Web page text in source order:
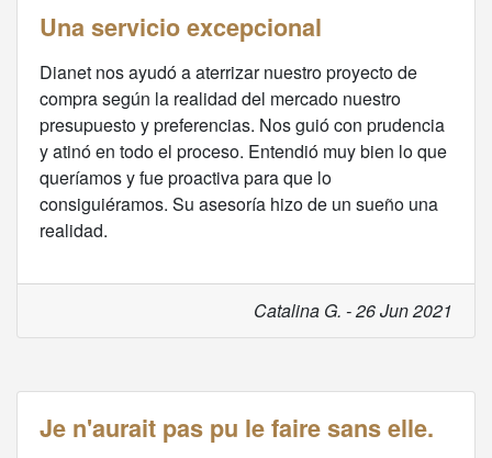
Una servicio excepcional
Dianet nos ayudó a aterrizar nuestro proyecto de
compra según la realidad del mercado nuestro
presupuesto y preferencias. Nos guió con prudencia
y atinó en todo el proceso. Entendió muy bien lo que
queríamos y fue proactiva para que lo
consiguiéramos. Su asesoría hizo de un sueño una
realidad.
Catalina G. - 26 Jun 2021
Je n'aurait pas pu le faire sans elle.